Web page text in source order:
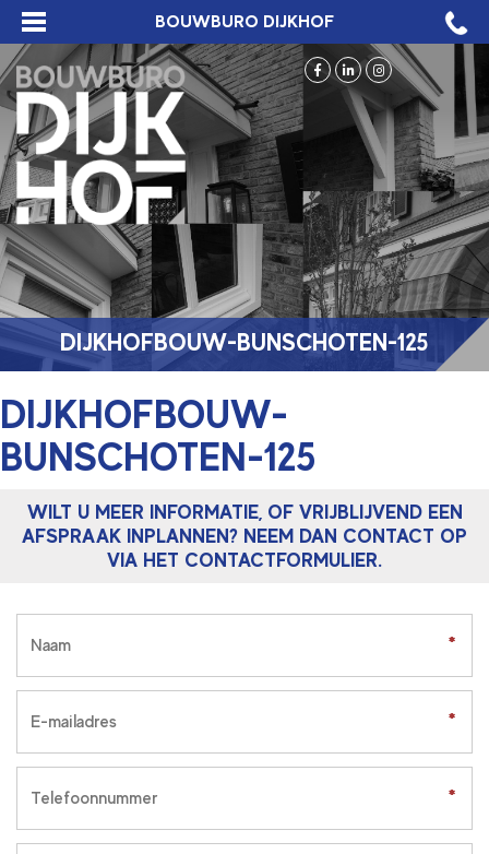
BOUWBURO DIJKHOF
DIJKHOFBOUW-BUNSCHOTEN-125
DIJKHOFBOUW-
BUNSCHOTEN-125
WILT U MEER INFORMATIE, OF VRIJBLIJVEND EEN
AFSPRAAK INPLANNEN? NEEM DAN CONTACT OP
VIA HET CONTACTFORMULIER.
*
*
*
*
*
*